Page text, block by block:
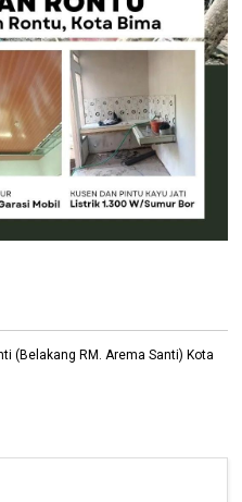
(Belakang RM. Arema Santi) Kota